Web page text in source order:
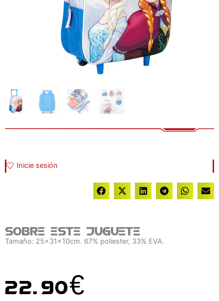
Inicie sesión
Sobre este juguete
Tamaño: 25x31x10cm. 67% poliester, 33% EVA.
22.90€